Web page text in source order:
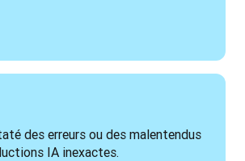
des erreurs ou des malentendus
IA inexactes.